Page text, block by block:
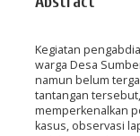
Kegiatan
warga Desa
namun belum
tantangan
memperkenalkan
kasus, observasi